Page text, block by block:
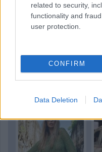
related to security,
functionality and
user protection.
CONFIRM
Data Deletion
A